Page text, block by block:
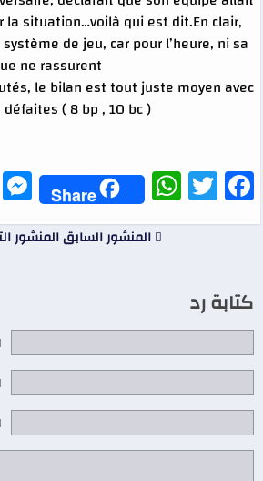
situation…voilà qui est dit.En clair,
de jeu, car pour l’heure, ni sa
ne rassurent
le bilan est tout juste moyen avec
( 8 bp , 10 bc )
Facebook
Twitter
WhatsApp
Share
المنشور السابقالمنشور
كتابة رد